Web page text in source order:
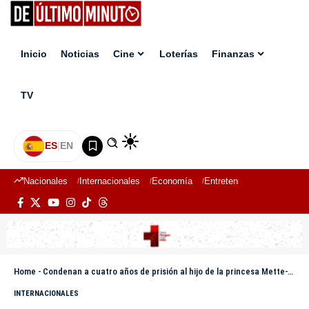
Inicio Noticias Cine Loterías Finanzas
TV
ES|EN
Nacionales Internacionales Economía Entretenimiento
Home - Condenan a cuatro años de prisión al hijo de la princesa Mette-Marit por violación y maltrato
INTERNACIONALES